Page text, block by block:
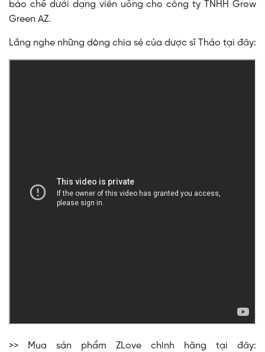
bào chế dưới dạng viên uống cho công ty TNHH Grow
Green AZ.
Lắng nghe những dòng chia sẻ của dược sĩ Thảo tại đây:
>> Mua sản phẩm ZLove chính hãng tại đây: